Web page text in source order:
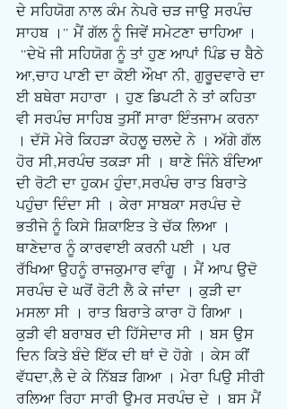
ਦੇ ਸਹਿਯੋਗ ਨਾਲ ਕੰਮ ਨੇਪਰੇ ਚੜ ਜਾਉ ਸਰਪੰਚ
ਸਾਹਬ ।" ਮੈਂ ਗੱਲ ਨੂੰ ਜਿਵੇਂ ਸਮੇਟਣਾ ਚਾਹਿਆ ।
ਆ,ਚਾਹ ਪਾਣੀ ਦਾ ਕੋਈ ਔਖਾ ਨੀ, ਗੁਰੂਦਵਾਰੇ ਦਾ
ਈ ਬਥੇਰਾ ਸਹਾਰਾ । ਹੁਣ ਡਿਪਟੀ ਨੇ ਤਾਂ ਕਹਿਤਾ
ਵੀ ਸਰਪੰਚ ਸਾਹਿਬ ਤੁਸੀਂ ਸਾਰਾ ਇੰਤਜਾਮ ਕਰਨਾ
। ਦੱਸੋ ਮੇਰੇ ਕਿਹੜਾ ਕੋਹਲੂ ਚਲਦੇ ਨੇ । ਅੱਗੇ ਗੱਲ
ਹੋਰ ਸੀ,ਸਰਪੰਚ ਤਕੜਾ ਸੀ । ਥਾਣੇ ਜਿੰਨੇ ਬੰਦਿਆ
ਦੀ ਰੋਟੀ ਦਾ ਹੁਕਮ ਹੁੰਦਾ,ਸਰਪੰਚ ਰਾਤ ਬਿਰਾਤੇ
ਪਹੁੰਚਾ ਦਿੰਦਾ ਸੀ । ਕੇਰਾ ਸਾਬਕਾ ਸਰਪੰਚ ਦੇ
ਭਤੀਜੇ ਨੂੰ ਕਿਸੇ ਸ਼ਿਕਾਇਤ ਤੇ ਚੱਕ ਲਿਆ ।
ਥਾਣੇਦਾਰ ਨੂੰ ਕਾਰਵਾਈ ਕਰਨੀ ਪਈ । ਪਰ
ਰੱਖਿਆ ਉਹਨੂੰ ਰਾਜਕੁਮਾਰ ਵਾੰਗੂ । ਮੈਂ ਆਪ ਉਦੋ
ਸਰਪੰਚ ਦੇ ਘਰੋਂ ਰੋਟੀ ਲੈ ਕੇ ਜਾਂਦਾ । ਕੁੜੀ ਦਾ
ਮਸਲਾ ਸੀ । ਰਾਤ ਬਿਰਾਤੇ ਕਾਰਾ ਹੋ ਗਿਆ ।
ਕੁੜੀ ਵੀ ਬਰਾਬਰ ਦੀ ਹਿੱਸੇਦਾਰ ਸੀ । ਬਸ ਉਸ
ਦਿਨ ਕਿਤੇ ਬੰਦੇ ਇੱਕ ਦੀ ਥਾਂ ਦੋ ਹੋਗੇ । ਕੇਸ ਕੀਂ
ਵੱਧਦਾ,ਲੈ ਦੇ ਕੇ ਨਿੱਬੜ ਗਿਆ । ਮੇਰਾ ਪਿਉ ਸੀਰੀ
ਰਲਿਆ ਰਿਹਾ ਸਾਰੀ ਉਮਰ ਸਰਪੰਚ ਦੇ । ਬਸ ਮੈਂ